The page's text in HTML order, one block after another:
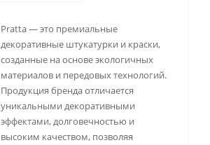
Pratta — это премиальные
декоративные штукатурки и краски,
созданные на основе экологичных
материалов и передовых технологий.
Продукция бренда отличается
уникальными декоративными
эффектами, долговечностью и
высоким качеством, позволяя